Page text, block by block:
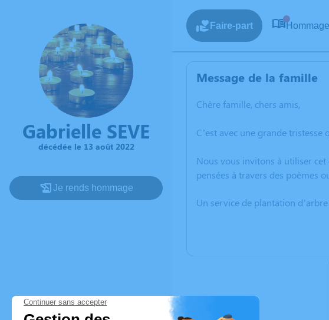
Gabrielle SEVE
décédée le 13 août 2022
Je rends hommage
Faire-part
Message de la famille
Chère famille, chers amis,
C’est avec une grande
Nous vous invitons à utiliser
pensées à travers des poèmes
Un service de plantation